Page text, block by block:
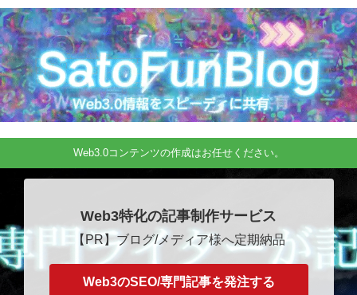
Web3.0コンテンツの作成はお任せください。
Web3特化の記事制作サービス
【PR】ブログ/メディア様へ定期納品
Web3のSEO/専門記事を発注する